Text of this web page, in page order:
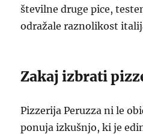
številne druge pice,
odražale raznolikost
Zakaj izbrati
Pizzerija Peruzza ni le
ponuja izkušnjo, ki je